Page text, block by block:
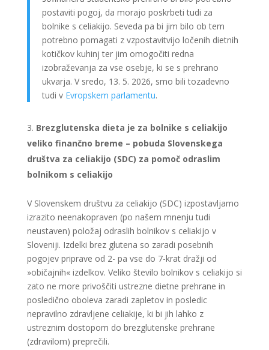
postaviti pogoj, da morajo poskrbeti tudi za
bolnike s celiakijo. Seveda pa bi jim bilo ob tem
potrebno pomagati z vzpostavitvijo ločenih dietnih
kotičkov kuhinj ter jim omogočiti redna
izobraževanja za vse osebje, ki se s prehrano
ukvarja. V sredo, 13. 5. 2026, smo bili tozadevno
tudi v Evropskem parlamentu.
Brezglutenska dieta je za bolnike s celiakijo
veliko finančno breme – pobuda Slovenskega
društva za celiakijo (SDC) za pomoč odraslim
bolnikom s celiakijo
V Slovenskem društvu za celiakijo (SDC) izpostavljamo
izrazito neenakopraven (po našem mnenju tudi
neustaven) položaj odraslih bolnikov s celiakijo v
Sloveniji. Izdelki brez glutena so zaradi posebnih
pogojev priprave od 2- pa vse do 7-krat dražji od
»običajnih« izdelkov. Veliko število bolnikov s celiakijo si
zato ne more privoščiti ustrezne dietne prehrane in
posledično oboleva zaradi zapletov in posledic
nepravilno zdravljene celiakije, ki bi jih lahko z
ustreznim dostopom do brezglutenske prehrane
(zdravilom) preprečili.